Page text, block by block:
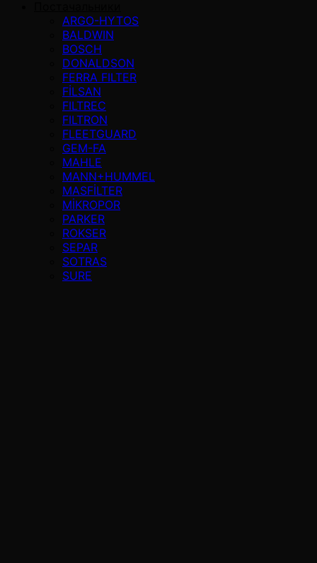
ARGO-HYTOS
BALDWIN
BOSCH
DONALDSON
FERRA FILTER
FİLSAN
FILTREC
FILTRON
FLEETGUARD
GEM-FA
MAHLE
MANN+HUMMEL
MASFİLTER
MİKROPOR
PARKER
ROKSER
SEPAR
SOTRAS
SURE